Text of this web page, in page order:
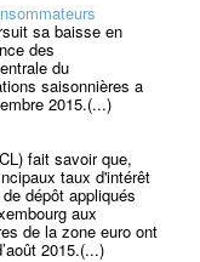
sa baisse en
des
du
saisonnières a
2015.(...)
fait savoir que,
taux d'intérêt
dépôt appliqués
aux
de la zone euro ont
2015.(...)